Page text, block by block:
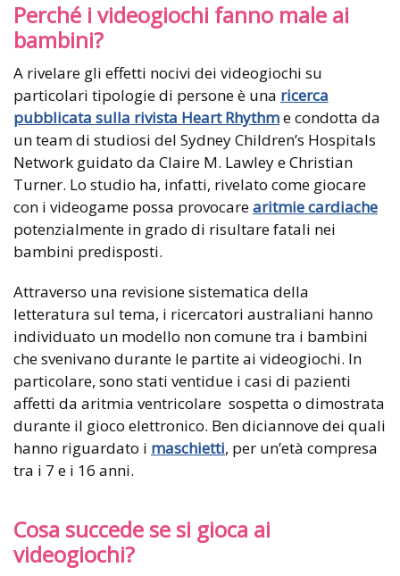
Perché i videogiochi fanno male ai
bambini?
A rivelare gli effetti nocivi dei videogiochi su
particolari tipologie di persone è una ricerca
pubblicata sulla rivista Heart Rhythme condotta da
un team di studiosi del Sydney Children’s Hospitals
Network guidato da Claire M. Lawley e Christian
Turner. Lo studio ha, infatti, rivelato come giocare
con i videogame possa provocarearitmie cardiache
potenzialmente in grado di risultare fatali nei
bambini predisposti.
Attraverso una revisione sistematica della
letteratura sul tema, i ricercatori australiani hanno
individuato un modello non comune tra i bambini
che svenivano durante le partite ai videogiochi. In
particolare, sono stati ventidue i casi di pazienti
affetti da aritmia ventricolare sospetta o dimostrata
durante il gioco elettronico. Ben diciannove dei quali
hanno riguardato i maschietti, per un’età compresa
tra i 7 e i 16 anni.
Cosa succede se si gioca ai
videogiochi?